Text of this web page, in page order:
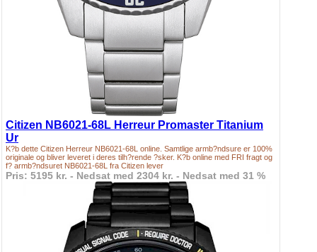
Citizen NB6021-68L Herreur Promaster Titanium
Ur
K?b dette Citizen Herreur NB6021-68L online. Samtlige armb?ndsure er 100%
originale og bliver leveret i deres tilh?rende ?sker. K?b online med FRI fragt og
f? armb?ndsuret NB6021-68L fra Citizen lever
Pris: 5195 kr. - Nedsat med 2304 kr. - Nedsat med 31 %